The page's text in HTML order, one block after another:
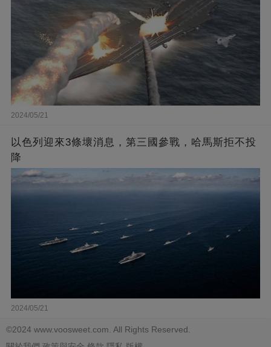
2024/05/21
以色列迎來3條壞消息，第三國參戰，哈馬斯拒不投
降
2024/05/21
©2024 www.voosweet.com. All Rights Reserved.